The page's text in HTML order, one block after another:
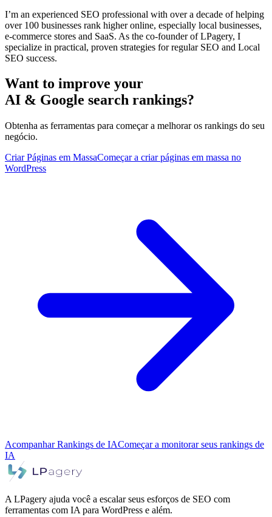
I’m an experienced SEO professional with over a decade of helping
over 100 businesses rank higher online, especially local businesses,
e-commerce stores and SaaS. As the co-founder of LPagery, I
specialize in practical, proven strategies for regular SEO and Local
SEO success.
Want to improve your
AI & Google search rankings?
Obtenha as ferramentas para começar a melhorar os rankings do seu
negócio.
Criar Páginas em MassaComeçar a criar páginas em massa no
WordPress
Acompanhar Rankings de IAComeçar a monitorar seus rankings de
IA
A LPagery ajuda você a escalar seus esforços de SEO com
ferramentas com IA para WordPress e além.